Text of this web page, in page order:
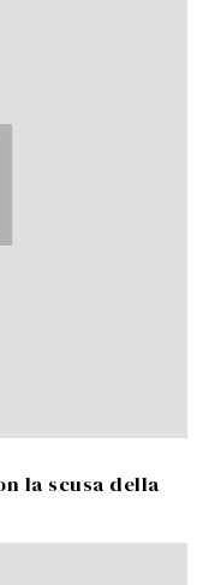
la scusa della